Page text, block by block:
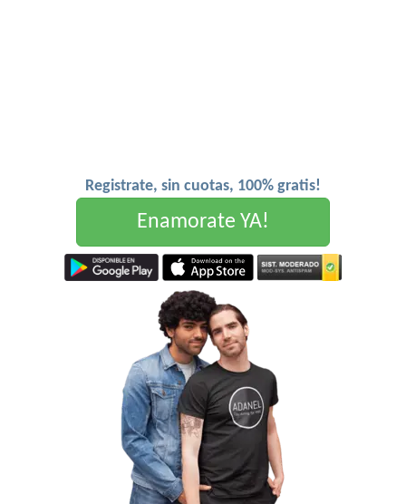
Registrate, sin cuotas, 100% gratis!
Enamorate YA!